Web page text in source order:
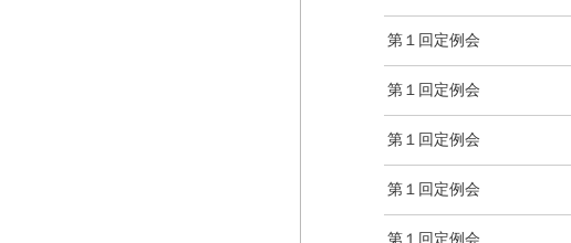
第１回定例会
第１回定例会
第１回定例会
第１回定例会
第１回定例会